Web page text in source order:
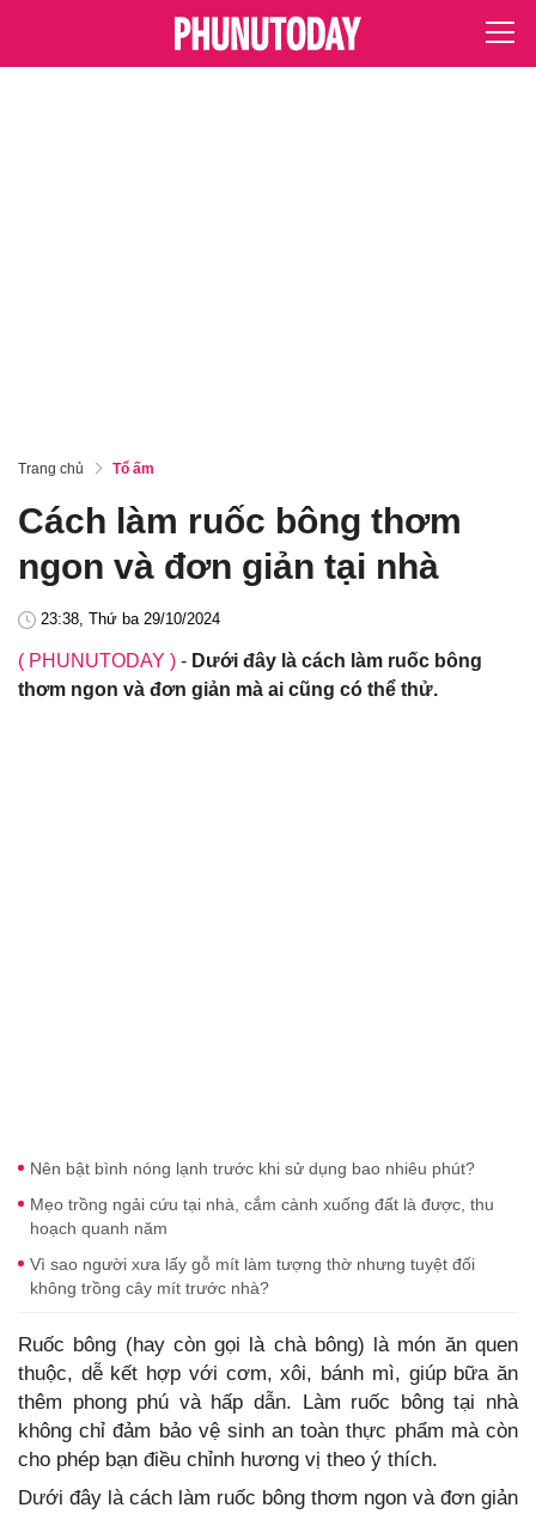
Trang chủ Tổ ấm
Cách làm ruốc bông thơm
ngon và đơn giản tại nhà
23:38, Thứ ba 29/10/2024
( PHUNUTODAY ) - Dưới đây là cách làm ruốc bông
thơm ngon và đơn giản mà ai cũng có thể thử.
Nên bật bình nóng lạnh trước khi sử dụng bao nhiêu phút?
Mẹo trồng ngải cứu tại nhà, cắm cành xuống đất là được, thu
hoạch quanh năm
Vì sao người xưa lấy gỗ mít làm tượng thờ nhưng tuyệt đối
không trồng cây mít trước nhà?
Ruốc bông (hay còn gọi là chà bông) là món ăn quen
thuộc, dễ kết hợp với cơm, xôi, bánh mì, giúp bữa ăn
thêm phong phú và hấp dẫn. Làm ruốc bông tại nhà
không chỉ đảm bảo vệ sinh an toàn thực phẩm mà còn
cho phép bạn điều chỉnh hương vị theo ý thích.
Dưới đây là cách làm ruốc bông thơm ngon và đơn giản